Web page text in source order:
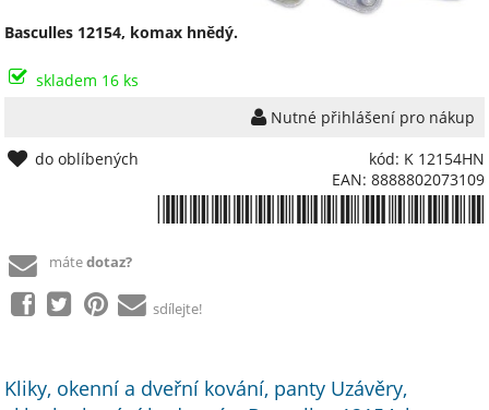
Basculles 12154, komax hnědý.
skladem 16 ks
Nutné přihlášení pro nákup
kód: K 12154HN
EAN: 8888802073109
do oblíbených
mátedotaz?
sdílejte!
Kliky, okenní a dveřní kování, panty Uzávěry,